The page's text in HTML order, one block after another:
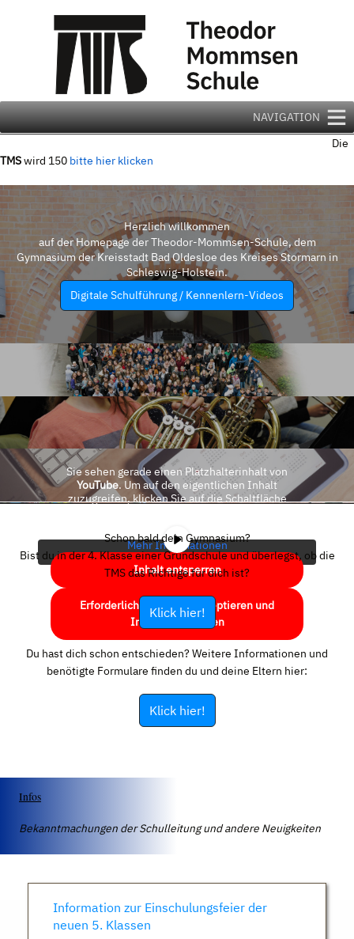
NAVIGATION
Die
TMSwird 150 bitte hier klicken
Herzlich willkommen
auf der Homepage der Theodor-Mommsen-Schule, dem
Gymnasium der Kreisstadt Bad Oldesloe des Kreises Stormarn in
Schleswig-Holstein.
Digitale Schulführung / Kennenlern-Videos
Sie sehen gerade einen Platzhalterinhalt von
YouTube. Um auf den eigentlichen Inhalt
zuzugreifen, klicken Sie auf die Schaltfläche
Mehr Informationen
Inhalt entsperren
Erforderlichen Service akzeptieren und
Inhalte entsperren
Schon bald dein Gymnasium?
Bist du in der 4. Klasse einer Grundschule und überlegst, ob die
TMS das Richtige für dich ist?
Klick hier!
Du hast dich schon entschieden? Weitere Informationen und
benötigte Formulare finden du und deine Eltern hier:
Klick hier!
Infos
Bekanntmachungen der Schulleitung und andere Neuigkeiten
Information zur Einschulungsfeier der
neuen 5. Klassen